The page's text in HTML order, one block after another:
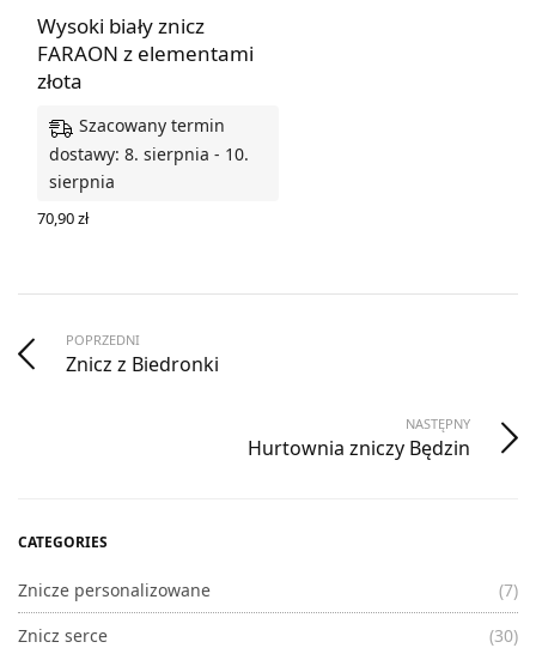
Wysoki biały znicz
FARAON z elementami
złota
Szacowany termin
dostawy: 8. sierpnia - 10.
sierpnia
70,90zł
POPRZEDNI
Znicz z Biedronki
NASTĘPNY
Hurtownia zniczy Będzin
CATEGORIES
Znicze personalizowane
(7)
Znicz serce
(30)